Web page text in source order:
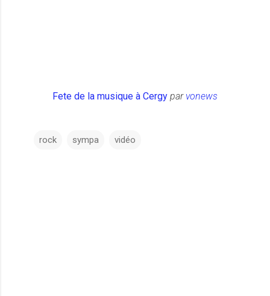
Fete de la musique à Cergy par vonews
rock sympa vidéo